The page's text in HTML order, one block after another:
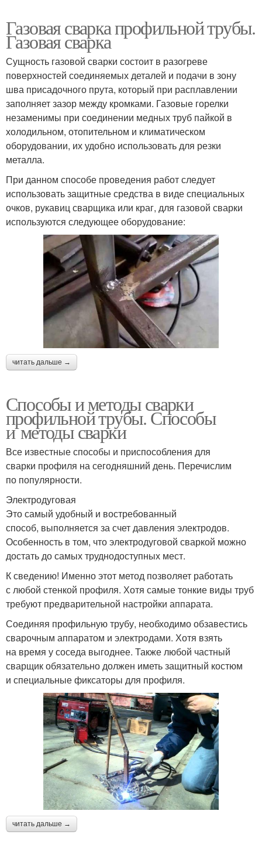
Газовая сварка профильной трубы.
Газовая сварка
Сущность газовой сварки состоит в разогреве
поверхностей соединяемых деталей и подачи в зону
шва присадочного прута, который при расплавлении
заполняет зазор между кромками. Газовые горелки
незаменимы при соединении медных труб пайкой в
холодильном, отопительном и климатическом
оборудовании, их удобно использовать для резки
металла.
При данном способе проведения работ следует
использовать защитные средства в виде специальных
очков, рукавиц сварщика или краг, для газовой сварки
используются следующее оборудование:
читать дальше →
Способы и методы сварки
профильной трубы. Способы
и методы сварки
Все известные способы и приспособления для
сварки профиля на сегодняшний день. Перечислим
по популярности.
Электродуговая
Это самый удобный и востребованный
способ, выполняется за счет давления электродов.
Особенность в том, что электродуговой сваркой можно
достать до самых труднодоступных мест.
К сведению! Именно этот метод позволяет работать
с любой стенкой профиля. Хотя самые тонкие виды труб
требуют предварительной настройки аппарата.
Соединяя профильную трубу, необходимо обзавестись
сварочным аппаратом и электродами. Хотя взять
на время у соседа выгоднее. Также любой частный
сварщик обязательно должен иметь защитный костюм
и специальные фиксаторы для профиля.
читать дальше →